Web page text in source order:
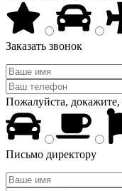
Заказать звонок
Пожалуйста,
Письмо директору